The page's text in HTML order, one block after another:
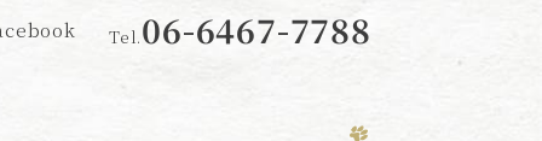
Tel.06-6467-7788